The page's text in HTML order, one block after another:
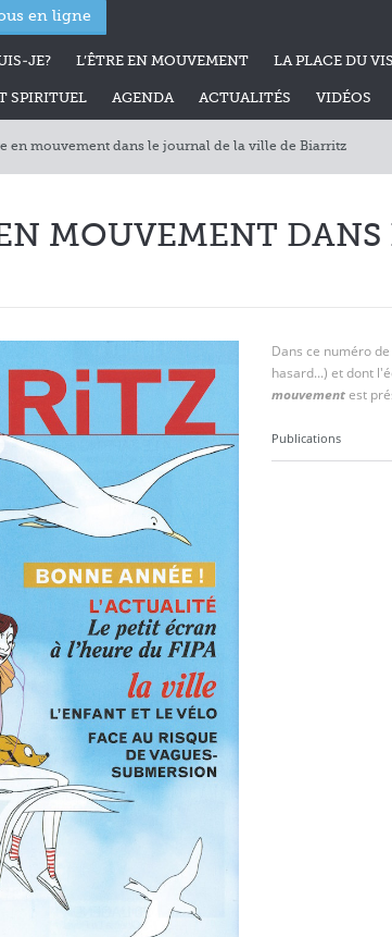
en ligne
JE? L’ÊTRE EN MOUVEMENT LA PLACE DU
SPIRITUEL AGENDA ACTUALITÉS VIDÉOS
en mouvement dans le journal de la ville de Biarritz
MOUVEMENT
Dans ce numéro
hasard...) et dont
mouvementest
Publications